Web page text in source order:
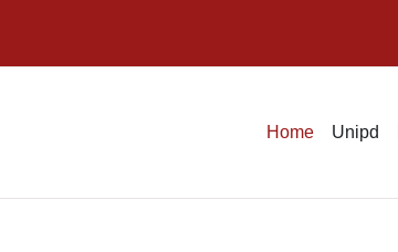
Home Unipd